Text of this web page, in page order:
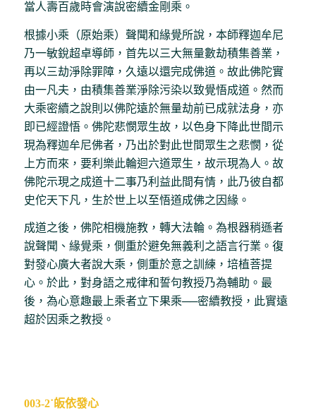
當人壽百歲時會演說密續金剛乘。
根據小乘（原始乘）聲聞和緣覺所說，本師釋迦牟尼
乃一敏銳超卓導師，首先以三大無量數劫積集善業，
再以三劫淨除罪障，久遠以還完成佛道。故此佛陀實
由一凡夫，由積集善業淨除污染以致覺悟成道。然而
大乘密續之說則以佛陀遠於無量劫前已成就法身，亦
即已經證悟。佛陀悲憫眾生故，以色身下降此世間示
現為釋迦牟尼佛者，乃出於對此世間眾生之悲憫，從
上方而來，要利樂此輪迴六道眾生，故示現為人。故
佛陀示現之成道十二事乃利益此間有情，此乃彼自都
史佗天下凡，生於世上以至悟道成佛之因緣。
成道之後，佛陀相機施教，轉大法輪。為根器稍遜者
說聲聞、緣覺乘，側重於避免無義利之語言行業。復
對發心廣大者說大乘，側重於意之訓練，培植菩提
心。於此，對身語之戒律和誓句教授乃為輔助。最
後，為心意趣最上乘者立下果乘──密續教授，此實遠
超於因乘之教授。
003-2˙皈依發心